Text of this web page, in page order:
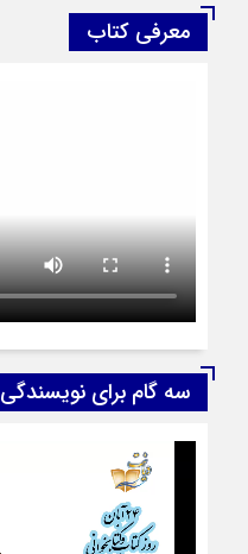
معرفی کتاب
سه گام برای نویسندگی